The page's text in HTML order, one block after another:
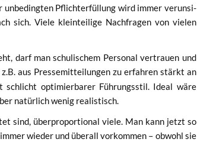
unbe­ding­ten Pflicht­er­fül­lung wird immer ver­un­si­
sich. Vie­le klein­tei­li­ge Nach­fra­gen von vie­len
darf man schu­li­schem Per­so­nal ver­trau­en und
aus Pres­se­mit­tei­lun­gen zu erfah­ren stärkt an
opti­mier­ba­rer Füh­rungs­stil. Ide­al wäre
natür­lich wenig realistisch.
sind, über­pro­por­tio­nal vie­le. Man kann jetzt so
wie­der und über­all vor­kom­men – obwohl sie